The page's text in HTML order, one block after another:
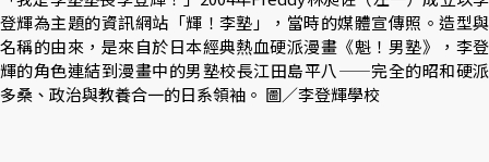
登輝為主題的資訊網站「輝！李塾」，當時的媒體宣傳照。造型與
名稱的由來，是來自於日本經典熱血硬派漫畫《魁！男塾》，李登
輝的角色連結到漫畫中的男塾校長江田島平八——完全的昭和硬派
多桑、政治與教養合一的日系領袖。 圖／李登輝學校